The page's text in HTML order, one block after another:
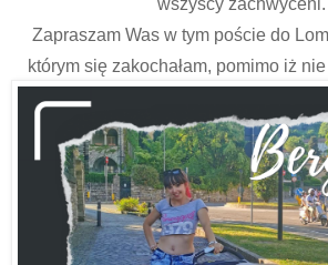
Zapraszam Was w tym poście do
którym się zakochałam, pomimo iż